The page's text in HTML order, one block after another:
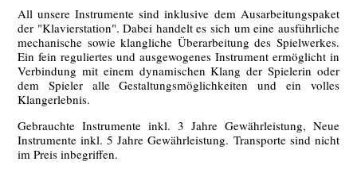
All unsere Instrumente sind inklusive dem Ausarbeitungspaket
der "Klavierstation". Dabei handelt es sich um eine ausführliche
mechanische sowie klangliche Überarbeitung des Spielwerkes.
Ein fein reguliertes und ausgewogenes Instrument ermöglicht in
Verbindung mit einem dynamischen Klang der Spielerin oder
dem Spieler alle Gestaltungsmöglichkeiten und ein volles
Klangerlebnis.
Gebrauchte Instrumente inkl. 3 Jahre Gewährleistung, Neue
Instrumente inkl. 5 Jahre Gewährleistung. Transporte sind nicht
im Preis inbegriffen.